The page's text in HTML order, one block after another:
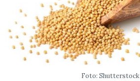
Foto: Shutterstock